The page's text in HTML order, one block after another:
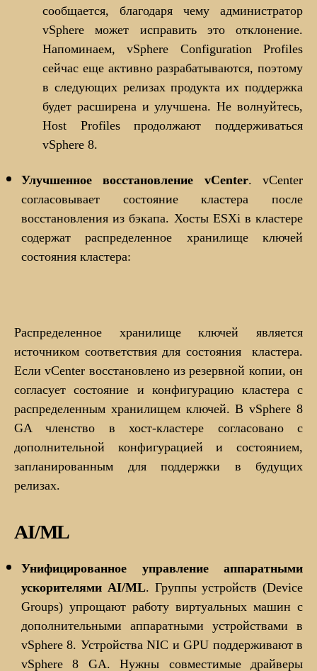
сообщается, благодаря чему администратор
vSphere может исправить это отклонение.
Напоминаем, vSphere Configuration Profiles
сейчас еще активно разрабатываются, поэтому
в следующих релизах продукта их поддержка
будет расширена и улучшена. Не волнуйтесь,
Host Profiles продолжают поддерживаться
vSphere 8.
Улучшенное восстановление vCenter. vCenter
согласовывает состояние кластера после
восстановления из бэкапа. Хосты ESXi в кластере
содержат распределенное хранилище ключей
состояния кластера:
Распределенное хранилище ключей является
источником соответствия для состояния кластера.
Если vCenter восстановлено из резервной копии, он
согласует состояние и конфигурацию кластера с
распределенным хранилищем ключей. В vSphere 8
GA членство в хост-кластере согласовано с
дополнительной конфигурацией и состоянием,
запланированным для поддержки в будущих
релизах.
AI/ML
Унифицированное управление аппаратными
ускорителями AI/ML. Группы устройств (Device
Groups) упрощают работу виртуальных машин с
дополнительными аппаратными устройствами в
vSphere 8. Устройства NIC и GPU поддерживают в
vSphere 8 GA. Нужны совместимые драйверы